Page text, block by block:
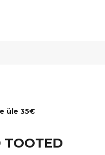
üle 35€
TOOTED